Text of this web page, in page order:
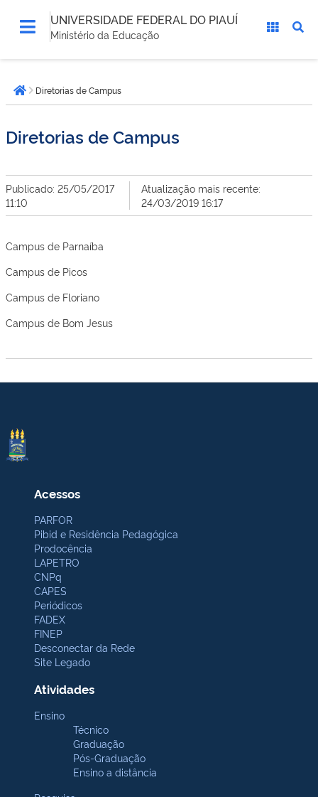
UNIVERSIDADE FEDERAL DO PIAUÍ
Ministério da Educação
está
aqui:Página inicial
Diretorias de Campus
Diretorias de Campus
Publicado: 25/05/2017
11:10
Atualização mais recente:
24/03/2019 16:17
Campus de Parnaíba
Campus de Picos
Campus de Floriano
Campus de Bom Jesus
Acessos
PARFOR
Pibid e Residência Pedagógica
Prodocência
LAPETRO
CNPq
CAPES
Periódicos
FADEX
FINEP
Desconectar da Rede
Site Legado
Atividades
Ensino
Técnico
Graduação
Pós-Graduação
Ensino a distância